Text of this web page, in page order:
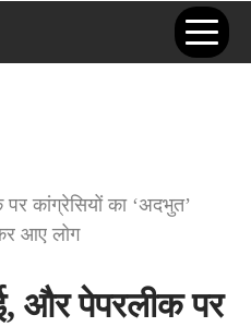
कांग्रेसियों का ‘अदभुत’
आए लोग
और पेपरलीक पर